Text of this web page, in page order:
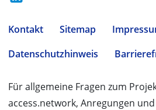
Kontakt Sitemap
Datenschutzhinweis
Für allgemeine Fragen zum
access.network, Anregungen